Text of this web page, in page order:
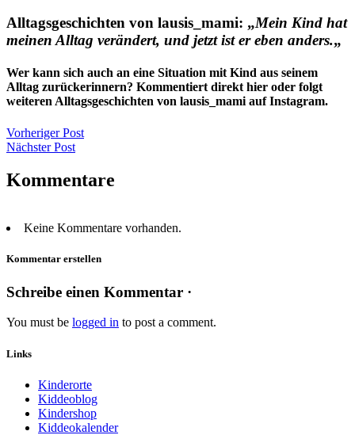
Alltagsgeschichten von lausis_mami: „Mein Kind hat
meinen Alltag verändert, und jetzt ist er eben anders.„
Wer kann sich auch an eine Situation mit Kind aus seinem
Alltag zurückerinnern? Kommentiert direkt hier oder folgt
weiteren Alltagsgeschichten von lausis_mami auf Instagram.
Vorheriger Post
Nächster Post
Kommentare
Keine Kommentare vorhanden.
Kommentar erstellen
Schreibe einen Kommentar ·
You must be logged in to post a comment.
Links
Kinderorte
Kiddeoblog
Kindershop
Kiddeokalender